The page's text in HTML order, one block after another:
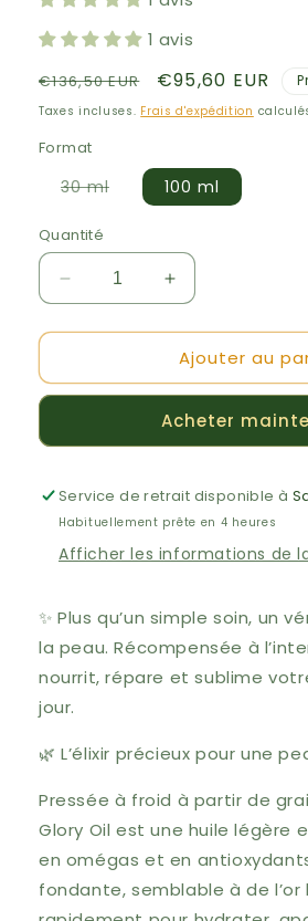
1 avis
Prix
habituel
€136,50 EUR
Prix
promotionnel
€95,60 EUR
Taxes incluses. Frais d'expédition
Format
30 mlVariante
épuisée
100 ml
Quantité
Réduire
la
quantité
Glory
Eco
Sonya
Augmenter
la
quantité
de
Glory
-
Eco
Sonya
Ajouter au
Acheter
Service de retrait disponible à
Habituellement prête en 4 heures
Afficher les informations de
✨ Plus qu’un simple soin, un
la peau. Récompensée à
nourrit, répare et sublime
jour.
🌿 L’élixir précieux pour une
Pressée à froid à partir de
Glory Oil est une huile légère
en omégas et en
fondante, semblable à de